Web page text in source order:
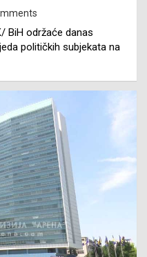
BiH održaće danas
političkih subjekata na